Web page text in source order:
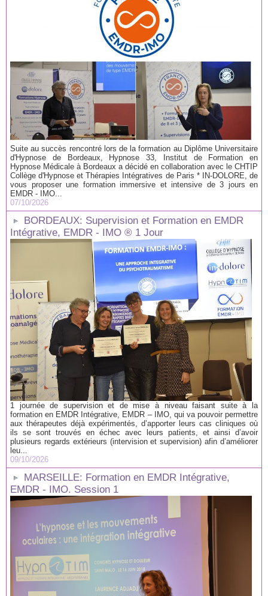
Suite au succès rencontré lors de la formation au Diplôme Universitaire
d'Hypnose de Bordeaux, Hypnose 33, Institut de Formation en
Hypnose Médicale à Bordeaux a décidé en collaboration avec le CHTIP
Collège d'Hypnose et Thérapies Intégratives de Paris * IN-DOLORE, de
vous proposer une formation immersive et intensive de 3 jours en
EMDR - IMO...
07/10/2026
BORDEAUX: Supervision et Formation en EMDR
Intégrative, EMDR - IMO ® 1 Jour
1 journée de supervision et de mise à niveau faisant suite à la
formation en EMDR Intégrative, EMDR – IMO, qui va pouvoir permettre
aux thérapeutes déjà expérimentés, d’apporter leurs cas cliniques où
ils se sont trouvés en échec avec leurs patients, et ainsi d’avoir
plusieurs regards extérieurs (intervision et supervision) afin d’améliorer
leu...
09/10/2026
MARSEILLE: Formation en EMDR Intégrative,
EMDR - IMO. Session 1